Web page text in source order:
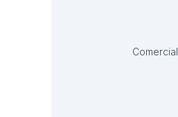
Comercial